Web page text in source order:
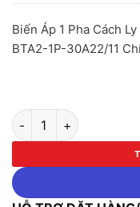
Biến Áp 1 Pha Cách
BTA2-1P-30A22/11
Biến Áp 1 Pha Cách